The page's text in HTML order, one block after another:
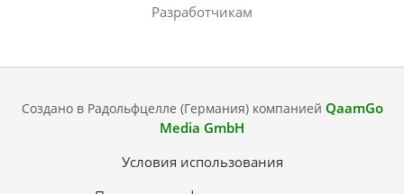
Разработчикам
Создано в Радольфцелле (Германия) компанией QaamGo
Media GmbH
Условия использования